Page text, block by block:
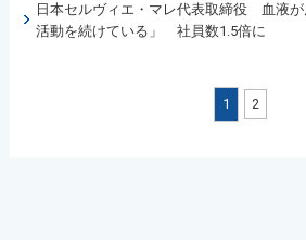
日本セルヴィエ・マレ代表取締役 血液が
活動を続けている」 社員数1.5倍に
1 2